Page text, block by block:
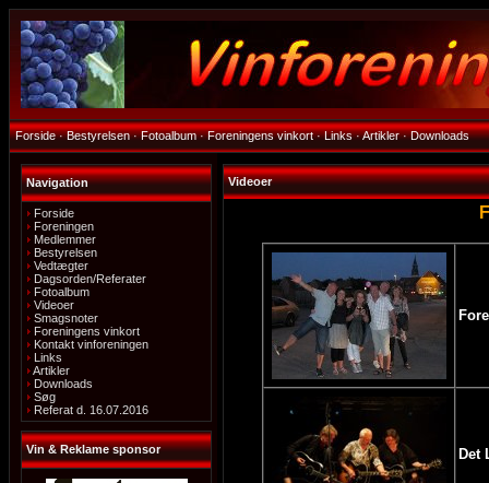
Forside · Bestyrelsen · Fotoalbum · Foreningens vinkort · Links ·Artikler · Downloads
Navigation
Forside
Foreningen
Medlemmer
Bestyrelsen
Vedtægter
Dagsorden/Referater
Fotoalbum
Videoer
Smagsnoter
Foreningens vinkort
Kontakt vinforeningen
Links
Artikler
Downloads
Søg
Referat d. 16.07.2016
Vin & Reklame sponsor
Videoer
Det